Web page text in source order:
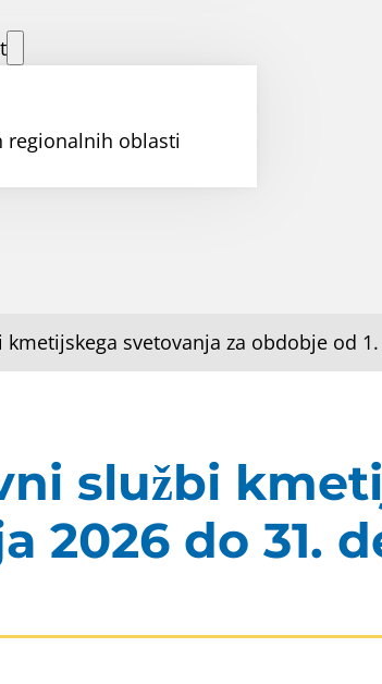
regionalnih oblasti
svetovanja za obdobje od
službi
2026 do 31.